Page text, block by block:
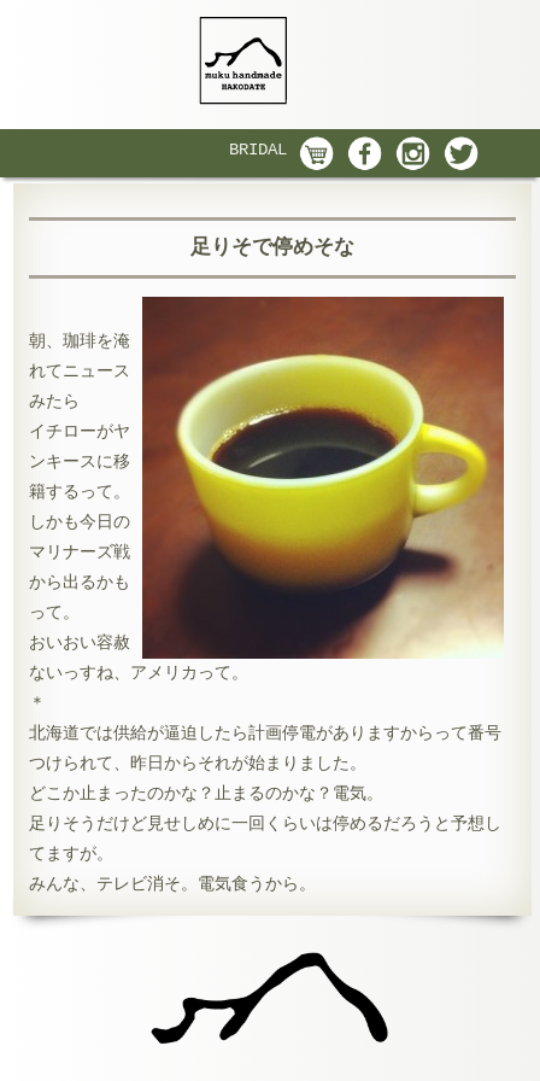
BRIDAL
足りそで停めそな
朝、珈琲を淹
れてニュース
みたら
イチローがヤ
ンキースに移
籍するって。
しかも今日の
マリナーズ戦
から出るかも
って。
おいおい容赦
ないっすね、アメリカって。
＊
北海道では供給が逼迫したら計画停電がありますからって番号
つけられて、昨日からそれが始まりました。
どこか止まったのかな？止まるのかな？電気。
足りそうだけど見せしめに一回くらいは停めるだろうと予想し
てますが。
みんな、テレビ消そ。電気食うから。